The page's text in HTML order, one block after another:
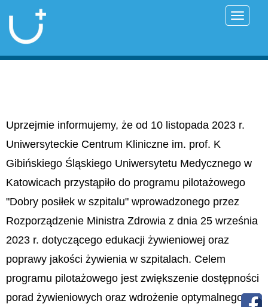
Uprzejmie informujemy, że od 10 listopada 2023 r.
Uniwersyteckie Centrum Kliniczne im. prof. K
Gibińskiego Śląskiego Uniwersytetu Medycznego w
Katowicach przystąpiło do programu pilotażowego
"Dobry posiłek w szpitalu" wprowadzonego przez
Rozporządzenie Ministra Zdrowia z dnia 25 września
2023 r. dotyczącego edukacji żywieniowej oraz
poprawy jakości żywienia w szpitalach. Celem
programu pilotażowego jest zwiększenie dostępności
porad żywieniowych oraz wdrożenie optymalnego